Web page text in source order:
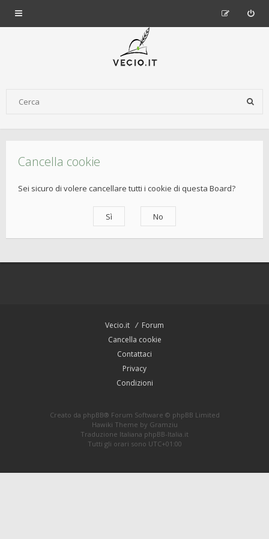
Cancella cookie
Sei sicuro di volere cancellare tutti i cookie di questa Board?
Vecio.it
Forum
Cancella cookie
Contattaci
Privacy
Condizioni
Creato da phpBB® Forum Software © phpBB Limited
Hawiki Theme by Gramziu
Traduzione Italiana phpBB-Italia.it
Tutti gli orari sono UTC+01:00